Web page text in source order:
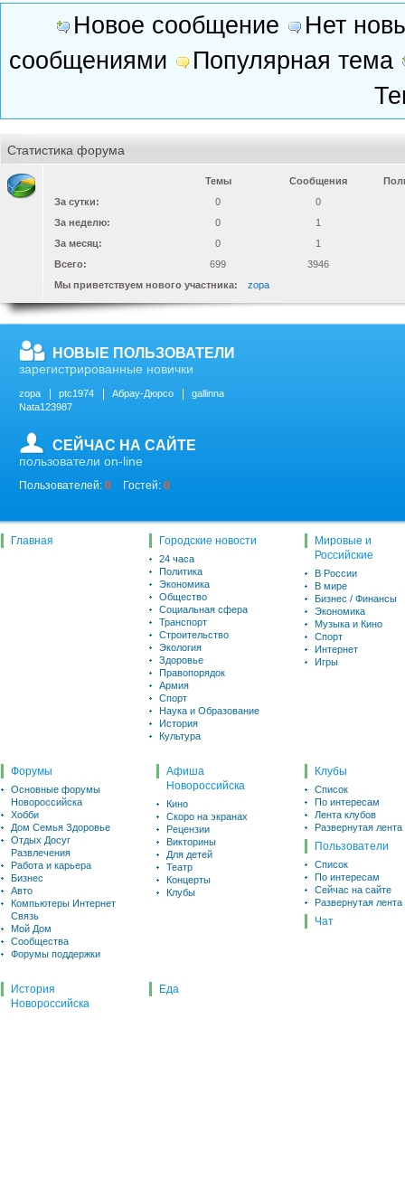
Новое сообщение
Нет
сообщениями
Популярная тема
Статистика форума
Темы Сообщения
За сутки:
0
0
За неделю:
0
1
За месяц:
0
1
Всего:
699
3946
Мы приветствуем нового участника:
zopa
НОВЫЕ ПОЛЬЗОВАТЕЛИ
зарегистрированные новички
zopa ptc1974 Абрау-Дюрсо
gallinna
Nata123987
СЕЙЧАС НА САЙТЕ
пользователи on-line
Пользователей: 0 Гостей: 0
Главная Городские новости
24 часа
Политика
Экономика
Общество
Социальная сфера
Транспорт
Строительство
Экология
Здоровье
Правопорядок
Армия
Спорт
Наука и Образование
История
Культура
Мировые и
Российские
В России
В мире
Бизнес / Финансы
Экономика
Музыка и Кино
Спорт
Интернет
Игры
Форумы
Основные форумы
Новороссийска
Хобби
Дом Семья Здоровье
Отдых Досуг
Развлечения
Работа и карьера
Бизнес
Авто
Компьютеры Интернет
Связь
Мой Дом
Сообщества
Форумы поддержки
Афиша
Новороссийска
Кино
Скоро на экранах
Рецензии
Викторины
Для детей
Театр
Концерты
Клубы
Клубы
Список
По интересам
Лента клубов
Развернутая лента
Пользователи
Список
По интересам
Сейчас на сайте
Развернутая лента
Чат
История
Новороссийска
Еда